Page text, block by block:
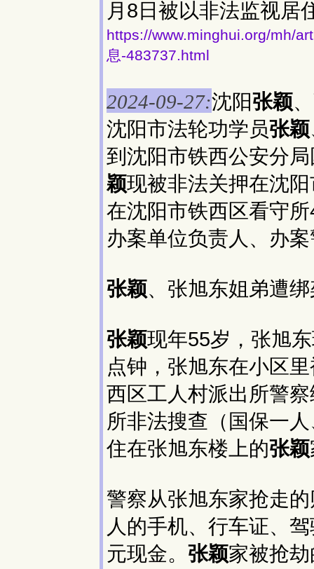
月8日被以非法监视居
https://www.minghui.org/mh/
息-483737.html
2024-09-27:沈阳张颖
沈阳市法轮功学员张颖
到沈阳市铁西公安分
颖现被非法关押在沈
在沈阳市铁西区看守
办案单位负责人、办
张颖、张旭东姐弟遭
张颖现年55岁，张旭
点钟，张旭东在小区
西区工人村派出所警
所非法搜查（国保一
住在张旭东楼上的张颖
警察从张旭东家抢走
人的手机、行车证、
元现金。 张颖家被抢